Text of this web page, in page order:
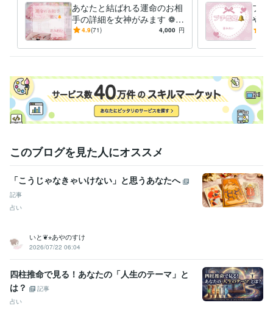
あなたと結ばれる運命のお相
手の詳細を女神がみます ❁メ
ッセージ版❁恋愛❁結婚❁出
4.9(71) 4,000 円
プチ
やカ
分
このブログを見た人にオススメ
「こうじゃなきゃいけない」と思うあなたへ
記事
占い
いと❦⋆あやのすけ
2026/07/22 06:04
四柱推命で見る！あなたの「人生のテーマ」と
は？
記事
占い